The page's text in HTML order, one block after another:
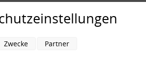
4797
Zwecke Partner